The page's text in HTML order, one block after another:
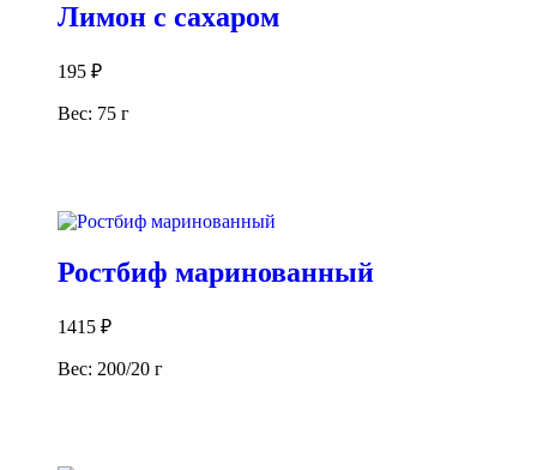
Лимон с сахаром
195 ₽
Вес: 75 г
Ростбиф маринованный
1415 ₽
Вес: 200/20 г